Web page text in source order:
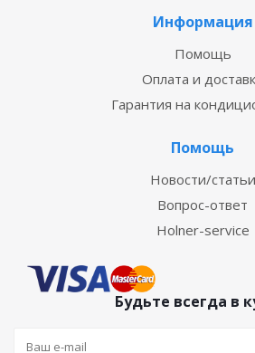
Информация
Помощь
Оплата и
Гарантия на
Помощь
Новости/статьи
Вопрос-ответ
Holner-service
Будьте всегда в